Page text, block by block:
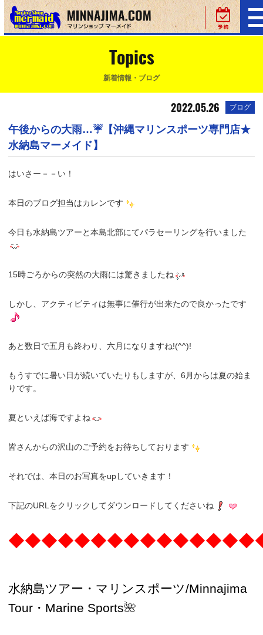
Topics
新着情報・ブログ
2022.05.26 ブログ
午後からの大雨…☔【沖縄マリンスポーツ専門店★
水納島マーメイド】
はいさー－－い！
本日のブログ担当はカレンです
今日も水納島ツアーと本島北部にてパラセーリングを行いました
15時ごろからの突然の大雨には驚きましたね
しかし、アクティビティは無事に催行が出来たので良かったです
あと数日で五月も終わり、六月になりますね!(^^)!
もうすでに暑い日が続いていたりもしますが、6月からは夏の始ま
りです。
夏といえば海ですよね
皆さんからの沢山のご予約をお待ちしております
それでは、本日のお写真をupしていきます！
下記のURLをクリックしてダウンロードしてくださいね
水納島ツアー・マリンスポーツ/Minnajima
Tour・Marine Sports🌺